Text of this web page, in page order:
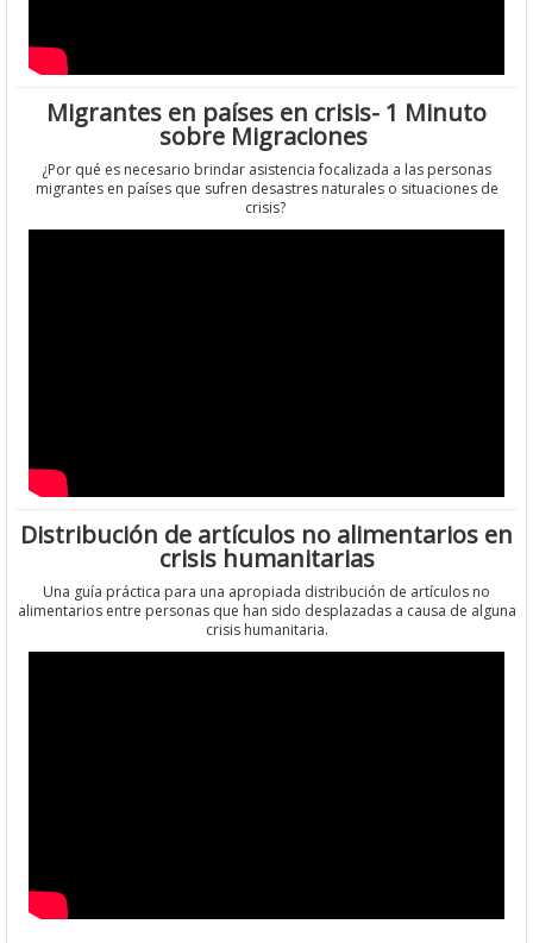
Migrantes en países en crisis- 1 Minuto
sobre Migraciones
¿Por qué es necesario brindar asistencia focalizada a las personas
migrantes en países que sufren desastres naturales o situaciones de
crisis?
Distribución de artículos no alimentarios en
crisis humanitarias
Una guía práctica para una apropiada distribución de artículos no
alimentarios entre personas que han sido desplazadas a causa de alguna
crisis humanitaria.